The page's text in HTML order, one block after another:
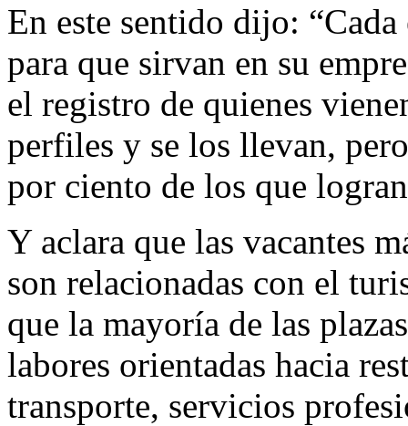
En este sentido dijo:
para que sirvan en su
el registro de quienes
perfiles y se los llevan,
por ciento de los que
Y aclara que las vacantes
son relacionadas con el
que la mayoría de las
labores orientadas hacia
transporte, servicios